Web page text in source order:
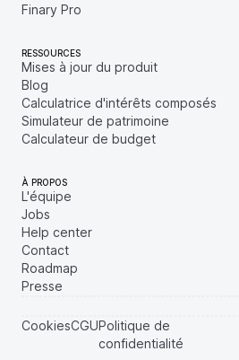
Finary Pro
RESSOURCES
Mises à jour du produit
Blog
Calculatrice d'intérêts composés
Simulateur de patrimoine
Calculateur de budget
À PROPOS
L'équipe
Jobs
Help center
Contact
Roadmap
Presse
CookiesCGUPolitique de
confidentialité